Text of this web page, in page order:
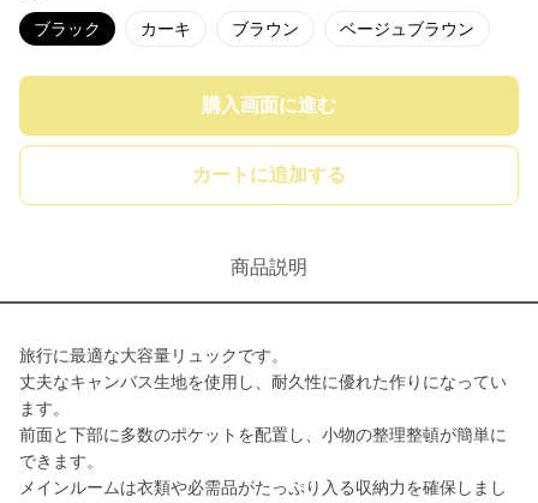
ブラック カーキ ブラウン ベージュブラウン
購入画面に進む
カートに追加する
商品説明
旅行に最適な大容量リュックです。
丈夫なキャンバス生地を使用し、耐久性に優れた作りになってい
ます。
前面と下部に多数のポケットを配置し、小物の整理整頓が簡単に
できます。
メインルームは衣類や必需品がたっぷり入る収納力を確保しまし